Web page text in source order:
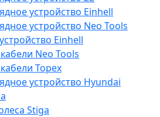
устройство Einhell
устройство Neo Tools
Einhell
Neo Tools
Topex
устройство Hyundai
Stiga